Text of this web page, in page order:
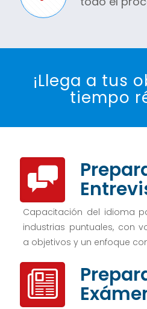
¡Llega a tus
tiempo
Capacitación del idioma
industrias puntuales, con
a objetivos y un enfoque